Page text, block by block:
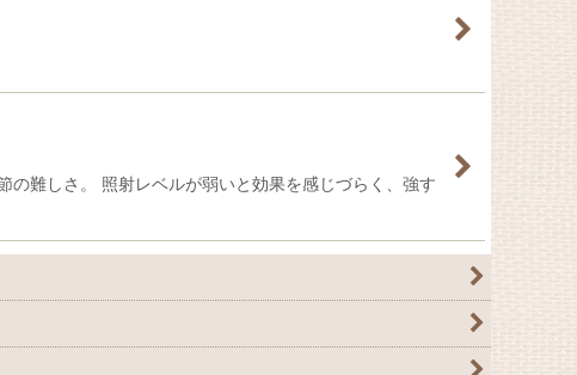
難しさ。 照射レベルが弱いと効果を感じづらく、強す